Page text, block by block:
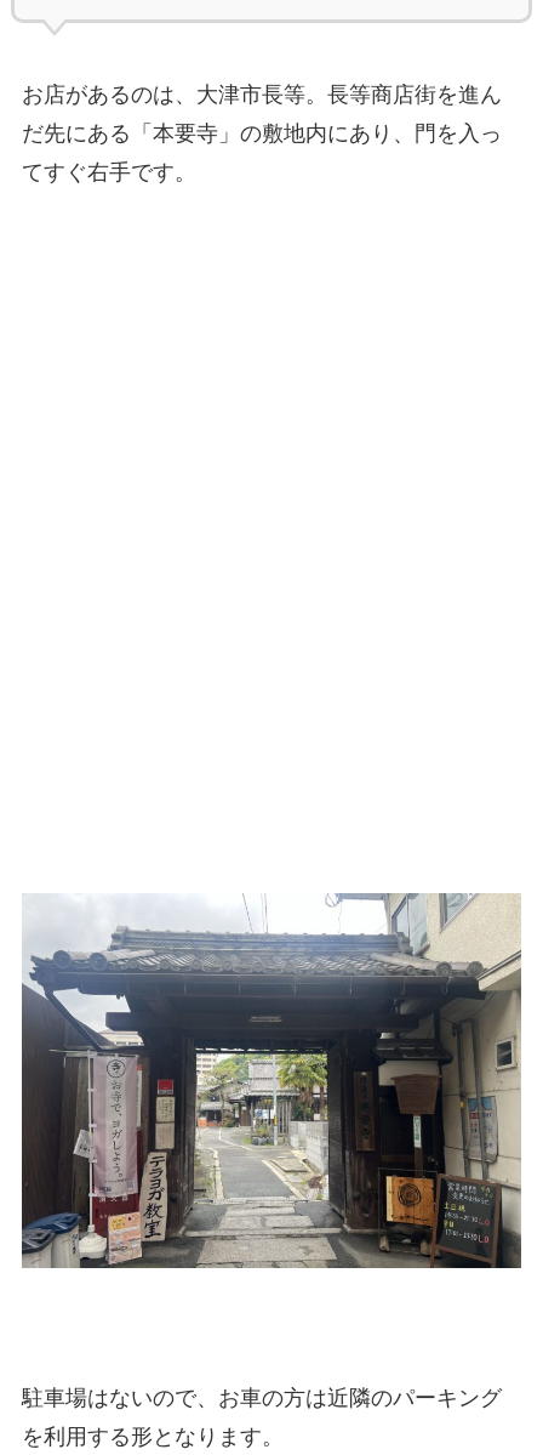
お店があるのは、大津市長等。長等商店街を進ん
だ先にある「本要寺」の敷地内にあり、門を入っ
てすぐ右手です。
駐車場はないので、お車の方は近隣のパーキング
を利用する形となります。